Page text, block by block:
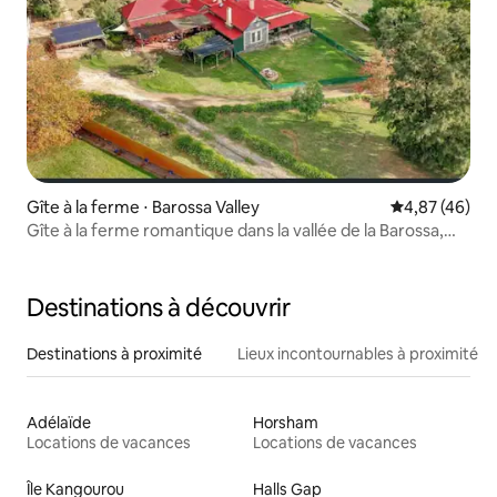
Gîte à la ferme ⋅ Barossa Valley Évaluation
4,87 (46)
Gîte à la ferme romantique dans la vallée de la Barossa,
Destinations à découvrir
Destinations à proximité Lieux incontournables à proximité
Adélaïde
Locations de vacances
Horsham
Locations de vacances
Île Kangourou Halls Gap